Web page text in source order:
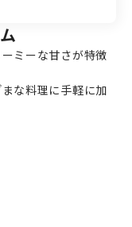
ミーな甘さが特徴
な料理に手軽に加